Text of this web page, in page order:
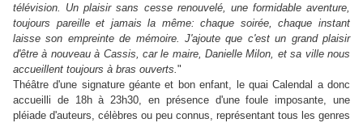
télévision. Un plaisir sans cesse renouvelé, une formidable aventure,
toujours pareille et jamais la même: chaque soirée, chaque instant
laisse son empreinte de mémoire. J'ajoute que c'est un grand plaisir
d'être à nouveau à Cassis, car le maire, Danielle Milon, et sa ville nous
accueillent toujours à bras ouverts."
Théâtre d'une signature géante et bon enfant, le quai Calendal a donc
accueilli de 18h à 23h30, en présence d'une foule imposante, une
pléiade d'auteurs, célèbres ou peu connus, représentant tous les genres